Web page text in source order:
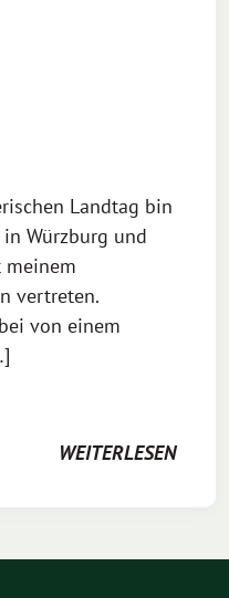
Landtag bin
Würzburg und
vertreten.
von einem
WEITERLESEN